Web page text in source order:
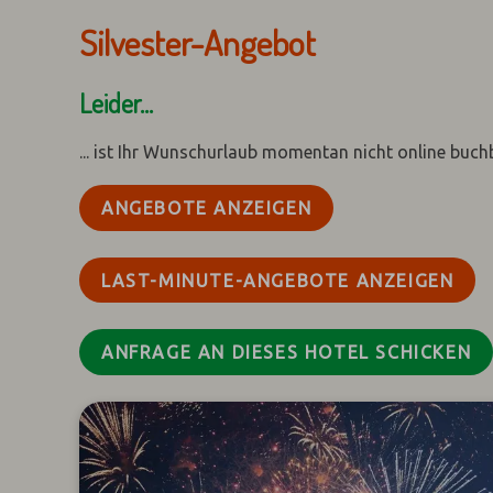
Silvester-Angebot
Leider...
... ist Ihr Wunschurlaub momentan nicht online
ANGEBOTE ANZEIGEN
LAST-MINUTE-ANGEBOTE ANZEIGEN
ANFRAGE AN DIESES HOTEL SCHICKEN